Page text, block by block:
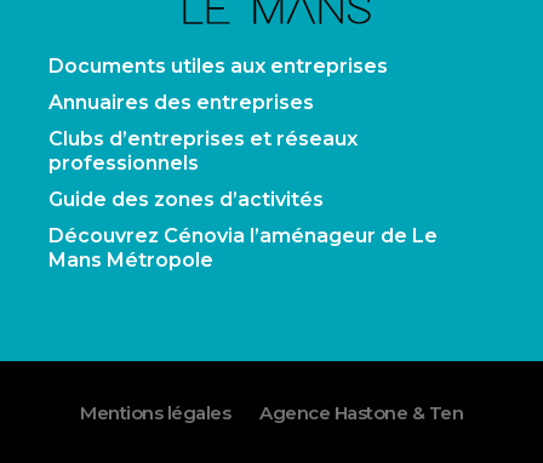
Documents utiles aux entreprises
Annuaires des entreprises
Clubs d’entreprises et réseaux
professionnels
Guide des zones d’activités
Découvrez Cénovia l’aménageur de Le
Mans Métropole
Mentions légales Agence Hastone & Ten